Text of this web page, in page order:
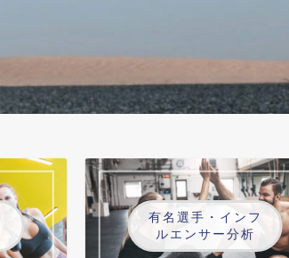
有名選手・インフ
ルエンサー分析